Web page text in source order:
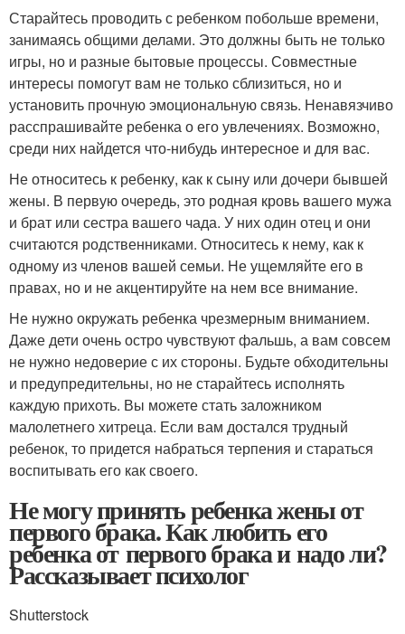
Старайтесь проводить с ребенком побольше времени,
занимаясь общими делами. Это должны быть не только
игры, но и разные бытовые процессы. Совместные
интересы помогут вам не только сблизиться, но и
установить прочную эмоциональную связь. Ненавязчиво
расспрашивайте ребенка о его увлечениях. Возможно,
среди них найдется что-нибудь интересное и для вас.
Не относитесь к ребенку, как к сыну или дочери бывшей
жены. В первую очередь, это родная кровь вашего мужа
и брат или сестра вашего чада. У них один отец и они
считаются родственниками. Относитесь к нему, как к
одному из членов вашей семьи. Не ущемляйте его в
правах, но и не акцентируйте на нем все внимание.
Не нужно окружать ребенка чрезмерным вниманием.
Даже дети очень остро чувствуют фальшь, а вам совсем
не нужно недоверие с их стороны. Будьте обходительны
и предупредительны, но не старайтесь исполнять
каждую прихоть. Вы можете стать заложником
малолетнего хитреца. Если вам достался трудный
ребенок, то придется набраться терпения и стараться
воспитывать его как своего.
Не могу принять ребенка жены от
первого брака. Как любить его
ребенка от первого брака и надо ли?
Рассказывает психолог
Shutterstock